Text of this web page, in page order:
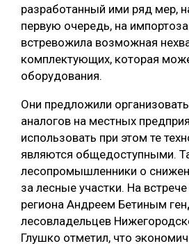
разработанный ими ряд мер,
первую очередь, на
встревожила возможная
комплектующих, которая
оборудования.
Они предложили
аналогов на местных
использовать при этом те
являются общедоступными.
лесопромышленники о
за лесные участки. На
региона Андреем Бетиным
лесовладельцев
Глушко отметил, что